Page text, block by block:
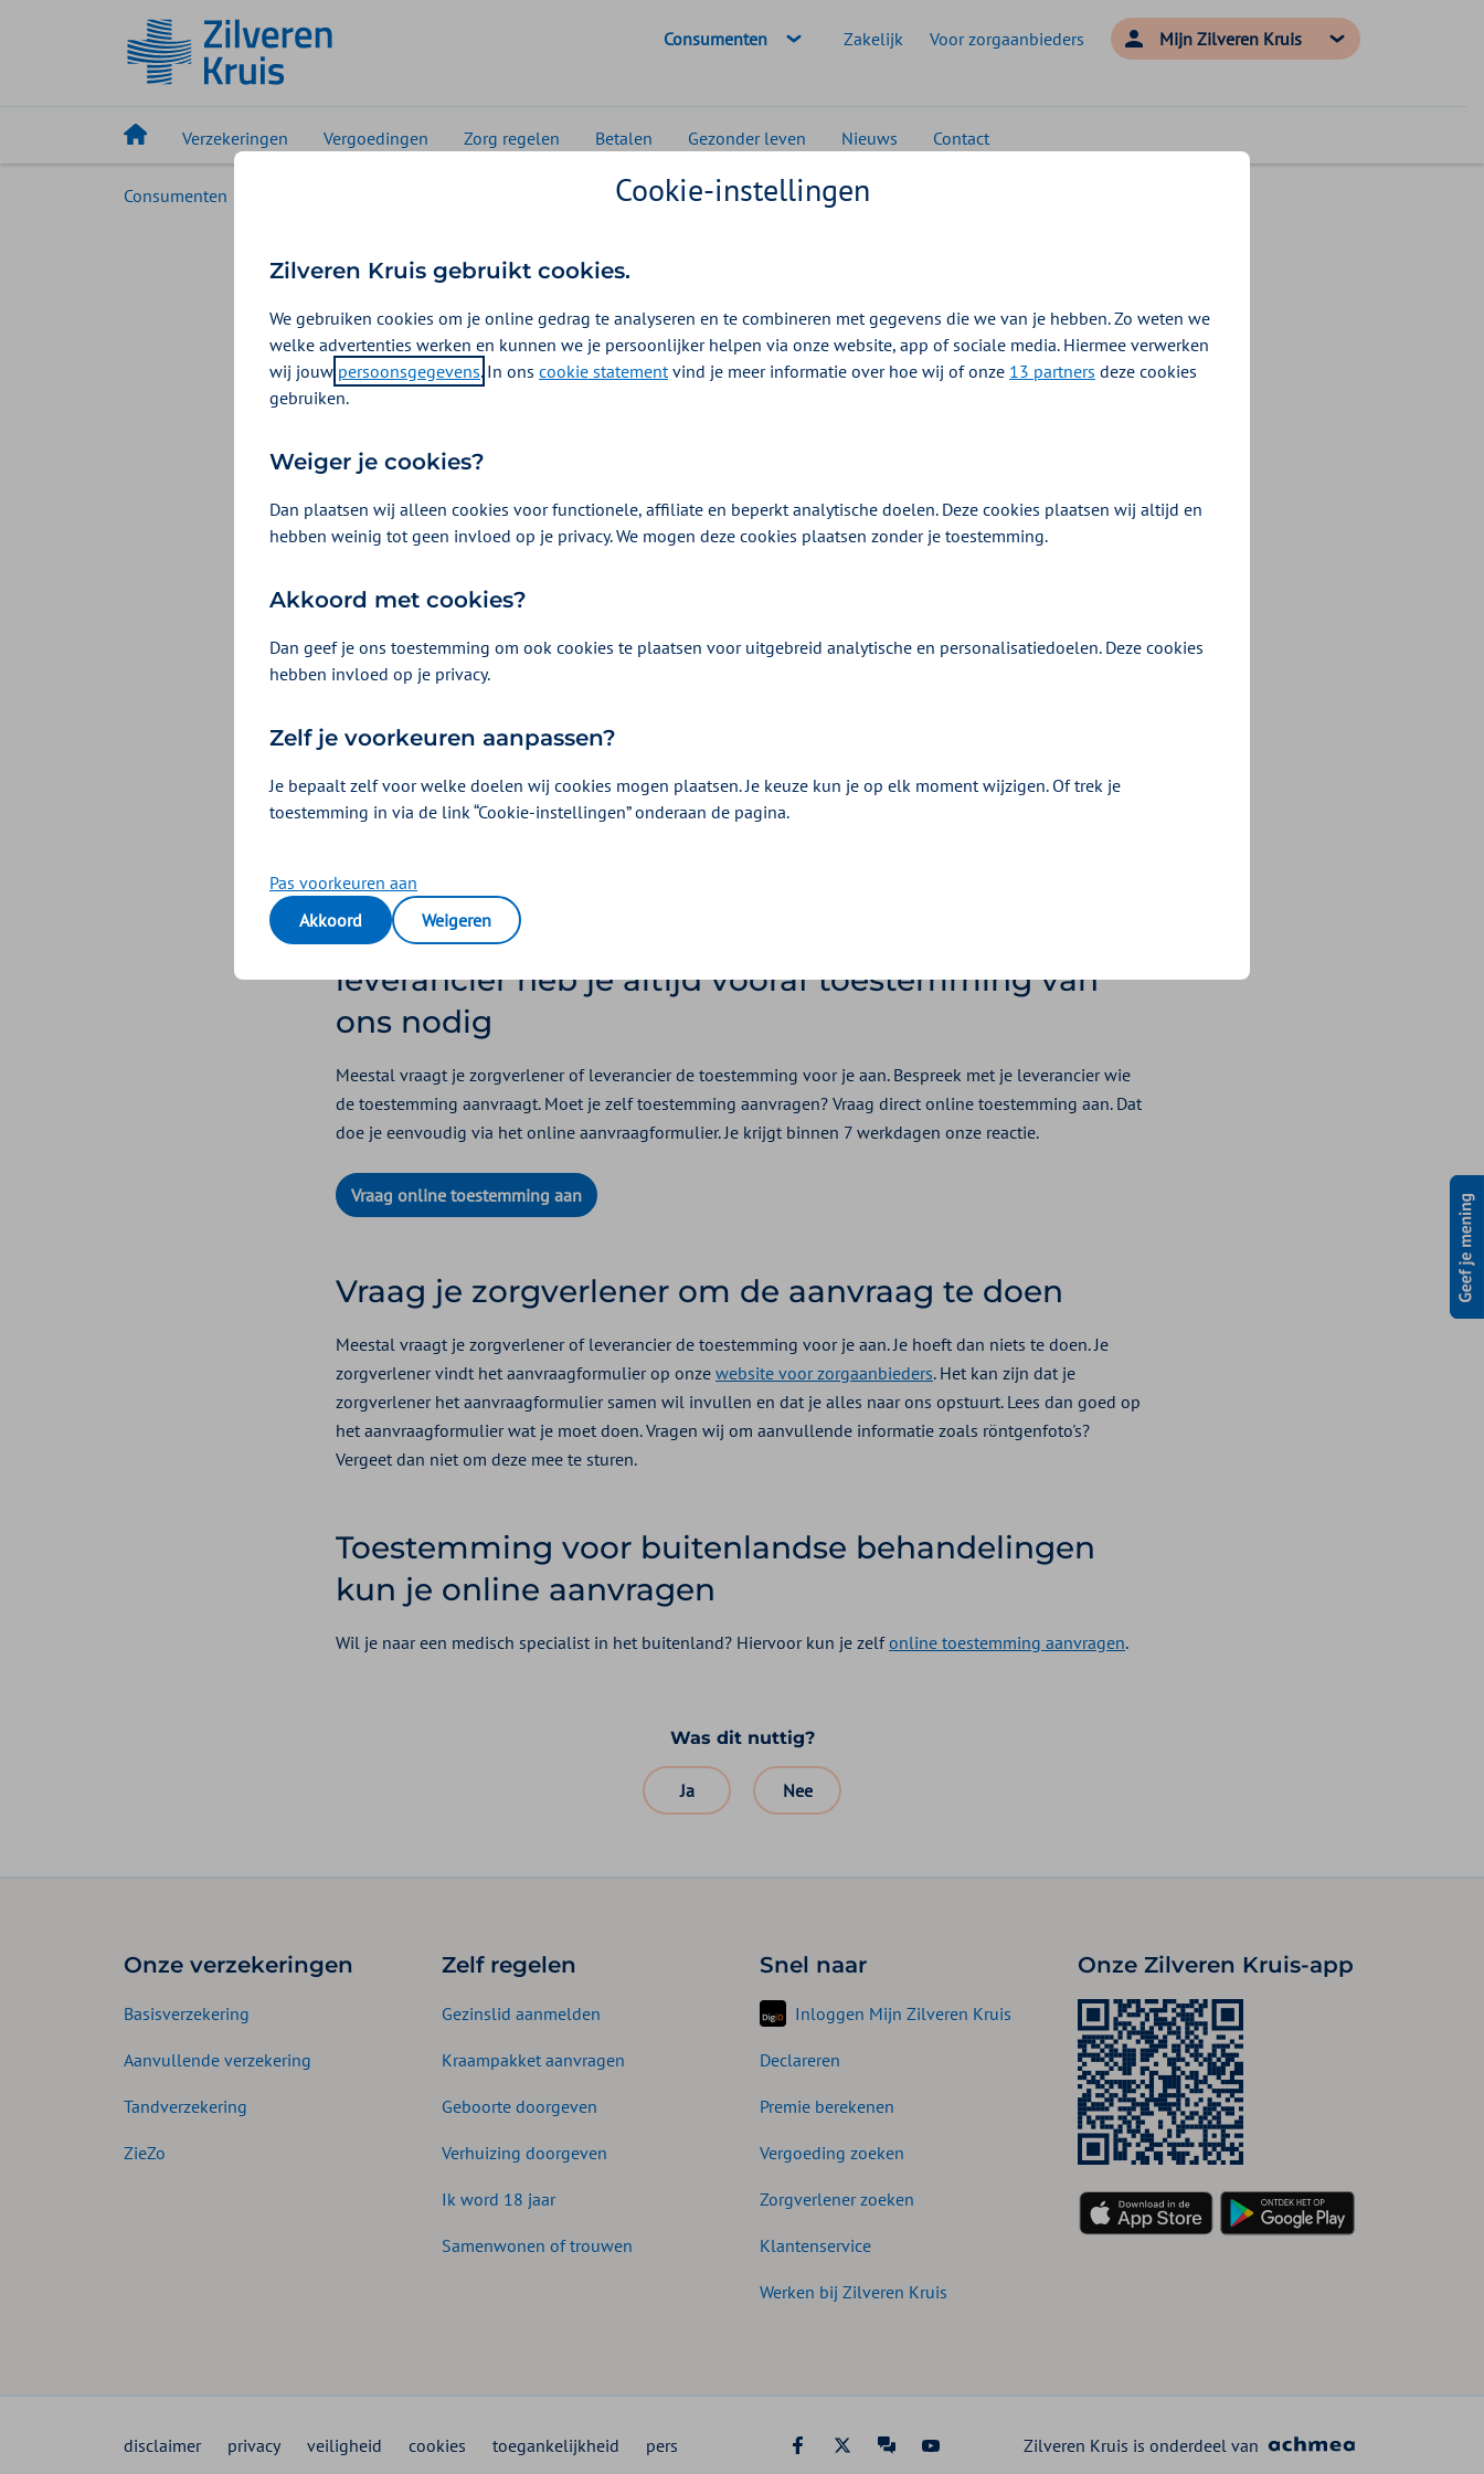
Geselecteerde doelgroep:
Consumenten Zakelijk Voor zorgaanbieders Mijn Zilveren Kruis
Verzekeringen Vergoedingen Zorg regelen Betalen Gezonder leven Nieuws Contact
Consumenten Toestemming voor zorg aanvragen
Toestemming voor zorg aanvragen
Voor sommige zorg heb je eerst toestemming van ons nodig. Pas dan krijg je de kosten
vergoed. Vraag je zorgverlener om de toestemming voor je aan te vragen. Dit heet ook
wel: een machtiging aanvragen. Je krijgt binnen 7 werkdagen onze reactie. Bij een
Zo weet je of je toestemming moet aanvragen
Zoek op onze website de vergoeding op van je behandeling of hulpmiddel. Heb je toestemming nodig?
Vergoeding zoeken
Vooraf of achteraf toestemming aanvragen?
Je hebt onze toestemming nodig vóórdat je start met de behandeling, of voordat je het hulpmiddel in huis
haalt. Anders krijg je geen vergoeding. Alleen als vooraf aanvragen niet mogelijk is, bijvoorbeeld bij een
Voor hulpmiddelen bij een niet-gecontracteerde
leverancier heb je altijd vooraf toestemming van
ons nodig
Meestal vraagt je zorgverlener of leverancier de toestemming voor je aan. Bespreek met je leverancier wie
de toestemming aanvraagt. Moet je zelf toestemming aanvragen? Vraag direct online toestemming aan. Dat
doe je eenvoudig via het online aanvraagformulier. Je krijgt binnen 7 werkdagen onze reactie.
Vraag online toestemming aan
Vraag je zorgverlener om de aanvraag te doen
Meestal vraagt je zorgverlener of leverancier de toestemming voor je aan. Je hoeft dan niets te doen. Je
zorgverlener vindt het aanvraagformulier op onze website voor zorgaanbieders. Het kan zijn dat je
zorgverlener het aanvraagformulier samen wil invullen en dat je alles naar ons opstuurt. Lees dan goed op
het aanvraagformulier wat je moet doen. Vragen wij om aanvullende informatie zoals röntgenfoto's?
Vergeet dan niet om deze mee te sturen.
Toestemming voor buitenlandse behandelingen
kun je online aanvragen
Wil je naar een medisch specialist in het buitenland? Hiervoor kun je zelfonline toestemming aanvragen.
Was dit nuttig?
Ja Nee
Onze verzekeringen
Basisverzekering
Aanvullende verzekering
Tandverzekering
ZieZo
Zelf regelen
Gezinslid aanmelden
Kraampakket aanvragen
Geboorte doorgeven
Verhuizing doorgeven
Ik word 18 jaar
Samenwonen of trouwen
Snel naar
Inloggen Mijn Zilveren Kruis
Declareren
Premie berekenen
Vergoeding zoeken
Zorgverlener zoeken
Klantenservice
Werken bij Zilveren Kruis
Onze Zilveren Kruis-app
disclaimer privacy veiligheid cookies toegankelijkheid pers Zilveren Kruis is onderdeel van
Cookie-instellingen
Zilveren Kruis gebruikt cookies.
We gebruiken cookies om je online gedrag te analyseren en te combineren met gegevens die we van je hebben. Zo weten we
welke advertenties werken en kunnen we je persoonlijker helpen via onze website, app of sociale media. Hiermee verwerken
wij jouw persoonsgegevens. In ons cookie statementvind je meer informatie over hoe wij of onze 13 partners deze cookies
gebruiken.
Weiger je cookies?
Dan plaatsen wij alleen cookies voor functionele, affiliate en beperkt analytische doelen. Deze cookies plaatsen wij altijd en
hebben weinig tot geen invloed op je privacy. We mogen deze cookies plaatsen zonder je toestemming.
Akkoord met cookies?
Dan geef je ons toestemming om ook cookies te plaatsen voor uitgebreid analytische en personalisatiedoelen. Deze cookies
hebben invloed op je privacy.
Zelf je voorkeuren aanpassen?
Je bepaalt zelf voor welke doelen wij cookies mogen plaatsen. Je keuze kun je op elk moment wijzigen. Of trek je
toestemming in via de link “Cookie-instellingen” onderaan de pagina.
Pas voorkeuren aan
Akkoord
Weigeren